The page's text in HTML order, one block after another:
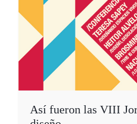
Así fueron las VIII